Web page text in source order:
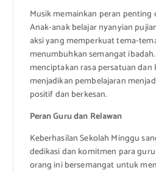
Musik memainkan peran penting
Anak-anak belajar nyanyian
aksi yang memperkuat tema-
menumbuhkan semangat
menciptakan rasa persatuan dan
menjadikan pembelajaran
positif dan berkesan.
Peran Guru dan Relawan
Keberhasilan Sekolah Minggu
dedikasi dan komitmen para
orang ini bersemangat untuk